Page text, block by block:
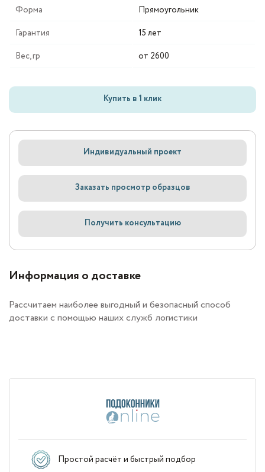
Форма
Прямоугольник
Гарантия
15 лет
Вес, гр
от 2600
Купить в 1 клик
Индивидуальный проект
Заказать просмотр образцов
Получить консультацию
Информация о доставке
Рассчитаем наиболее выгодный и безопасный способ
доставки с помощью наших служб логистики
Простой расчёт и быстрый подбор